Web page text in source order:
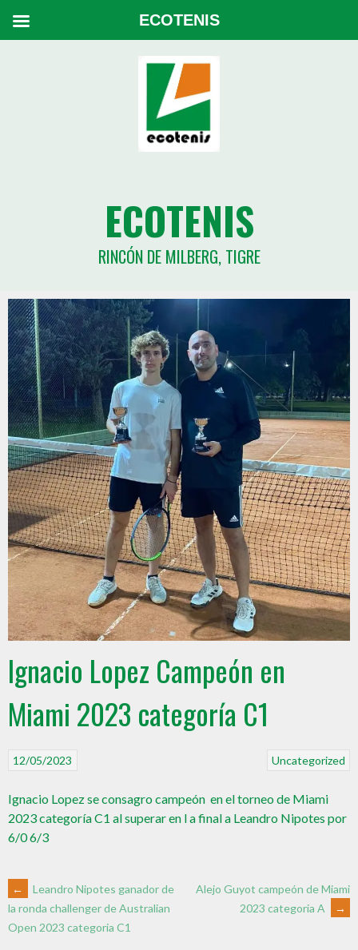
ECOTENIS
RINCÓN DE MILBERG, TIGRE
Ignacio Lopez Campeón en
Miami 2023 categoría C1
Uncategorized
12/05/2023
Ignacio Lopez se consagro campeón en el torneo de Miami
2023 categoría C1 al superar en l a final a Leandro Nipotes por
6/0 6/3
←
Leandro Nipotes ganador de
la ronda challenger de Australian
Open 2023 categoria C1
Alejo Guyot campeón de Miami
2023 categoria A
→
ECOTENIS